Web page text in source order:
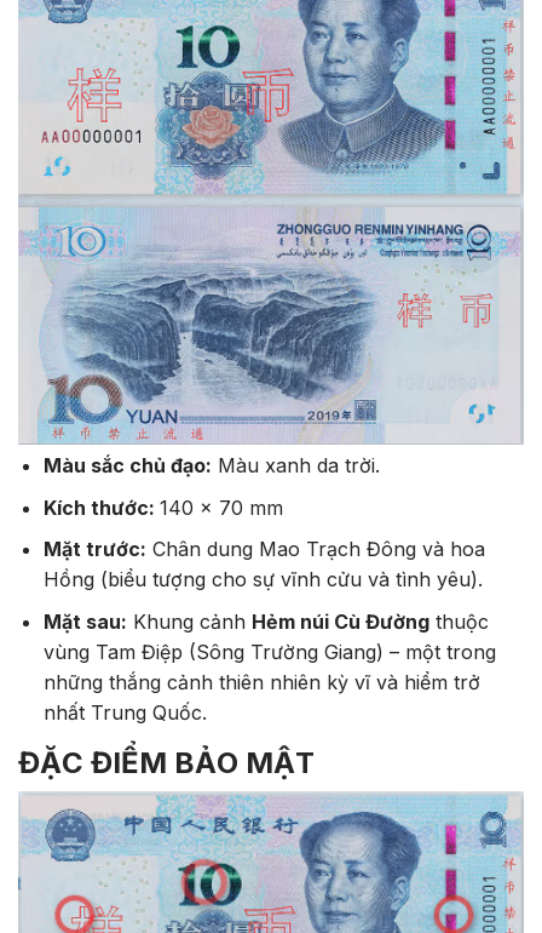
Màu sắc chủ đạo: Màu xanh da trời.
Kích thước: 140 x 70 mm
Mặt trước: Chân dung Mao Trạch Đông và hoa
Hồng (biểu tượng cho sự vĩnh cửu và tình yêu).
Mặt sau: Khung cảnh Hẻm núi Cù Đườngthuộc
vùng Tam Điệp (Sông Trường Giang) – một trong
những thắng cảnh thiên nhiên kỳ vĩ và hiểm trở
nhất Trung Quốc.
ĐẶC ĐIỂM BẢO MẬT